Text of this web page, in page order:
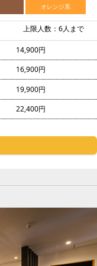
オレンジ系
上限人数：6人まで
14,900円
16,900円
19,900円
22,400円